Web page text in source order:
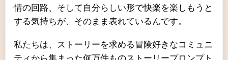
情の回路、そして自分らしい形で快楽を楽しもうと
する気持ちが、そのまま表れているんです。
私たちは、ストーリーを求める冒険好きなコミュニ
ティから集まった何万件ものストーリープロンプト